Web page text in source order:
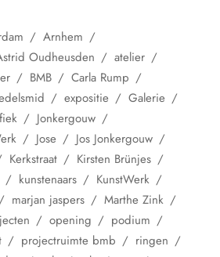
Arnhem
Oudheusden
atelier
BMB
Carla Rump
expositie
Galerie
Jonkergouw
Jose
Jos Jonkergouw
Kerkstraat
Kirsten Brünjes
kunstenaars
KunstWerk
marjan jaspers
Marthe Zink
opening
podium
projectruimte bmb
ringen